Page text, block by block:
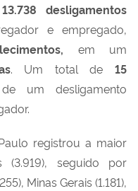
13.738 desligamentos
e empregado,
em um
. Um total de15
um desligamento
registrou a maior
(3.919), seguido por
Minas Gerais (1.181),